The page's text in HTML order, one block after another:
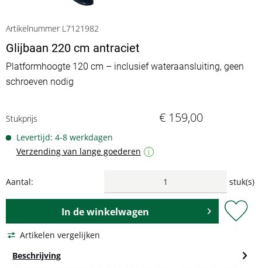
Artikelnummer L7121982
Glijbaan 220 cm antraciet
Platformhoogte 120 cm – inclusief wateraansluiting, geen
schroeven nodig
Stukprijs € 159,00
Levertijd: 4-8 werkdagen
Verzending van lange goederen
i
Aantal: stuk(s)
In dewinkelwagen
Artikelen vergelijken
Beschrijving